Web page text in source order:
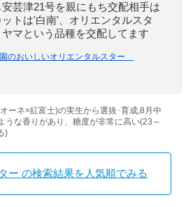
芸津21号を親にもち交配相手は
トは'白南'、オリエンタルスタ
マという品種を交配してます
のおいしいオリエンタルスター
ーネ×紅富士)の実生から選抜･育成,8月中
うな香りがあり、糖度が非常に高い(23～
)
ー の検索結果を人気順でみる